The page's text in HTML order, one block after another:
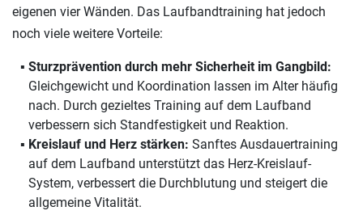
eigenen vier Wänden. Das Laufbandtraining hat jedoch
noch viele weitere Vorteile:
Sturzprävention durch mehr Sicherheit im Gangbild:
Gleichgewicht und Koordination lassen im Alter häufig
nach. Durch gezieltes Training auf dem Laufband
verbessern sich Standfestigkeit und Reaktion.
Kreislauf und Herz stärken: Sanftes Ausdauertraining
auf dem Laufband unterstützt das Herz-Kreislauf-
System, verbessert die Durchblutung und steigert die
allgemeine Vitalität.